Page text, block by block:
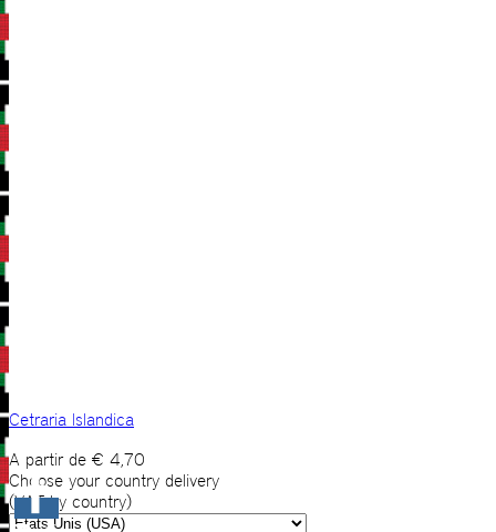
Cetraria Islandica
A partir de € 4,70
Choose your country delivery
(VAT by country)